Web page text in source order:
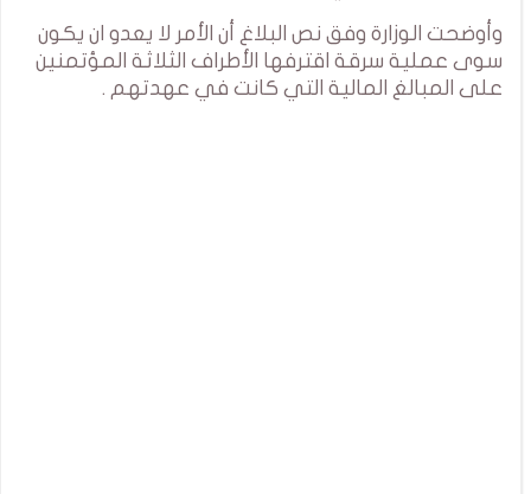
وأوضحت الوزارة وفق نص البلاغ أن الأمر لا يعدو ان يكون
سوى عملية سرقة اقترفها الأطراف الثلاثة المؤتمنين
على المبالغ المالية التي كانت في عهدتهم .